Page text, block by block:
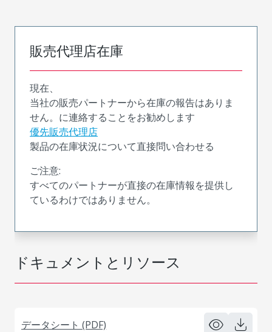
ドキュメントとリソース
データシート (PDF)
販売代理店在庫
現在、
当社の販売パートナーから在庫の報告はありま
せん。に連絡することをお勧めします
優先販売代理店
製品の在庫状況について直接問い合わせる
ご注意:
すべてのパートナーが直接の在庫情報を提供し
ているわけではありません。